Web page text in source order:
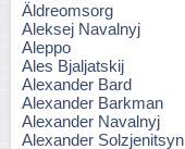
Äldreomsorg
Aleksej Navalnyj
Aleppo
Ales Bjaljatskij
Alexander Bard
Alexander Barkman
Alexander Navalnyj
Alexander Solzjenitsyn